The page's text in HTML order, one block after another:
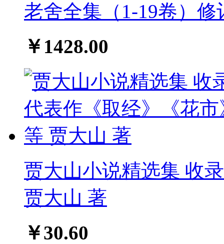
老舍全集（1-19卷）修
￥1428.00
贾大山小说精选集 收
贾大山 著
￥30.60